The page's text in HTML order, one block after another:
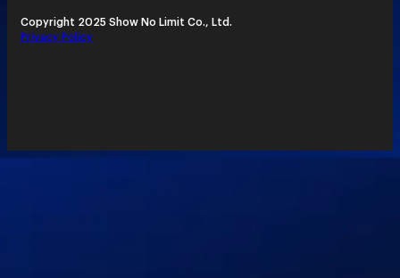
Copyright 2025 Show No Limit Co., Ltd.
Privacy Policy